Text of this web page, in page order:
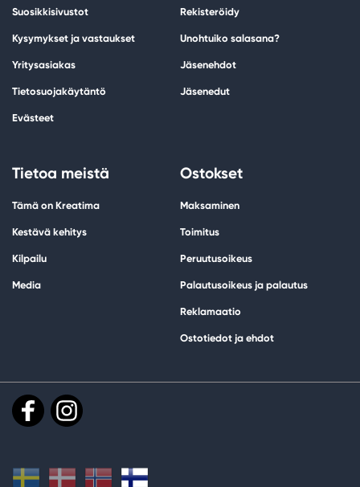
Suosikkisivustot
Kysymykset ja vastaukset
Yritysasiakas
Tietosuojakäytäntö
Evästeet
Rekisteröidy
Unohtuiko salasana?
Jäsenehdot
Jäsenedut
Tietoa meistä
Tämä on Kreatima
Kestävä kehitys
Kilpailu
Media
Ostokset
Maksaminen
Toimitus
Peruutusoikeus
Palautusoikeus ja palautus
Reklamaatio
Ostotiedot ja ehdot